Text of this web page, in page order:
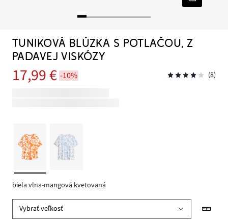
TUNIKOVÁ BLÚZKA S POTLAČOU, Z
PADAVEJ VISKÓZY
17,99 € -10% (8)
biela vlna-mangová kvetovaná
Vybrať veľkosť